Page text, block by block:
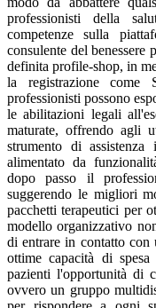
professionisti della
competenze sulla
consulente del benessere
definita profile-shop, in
la registrazione come
professionisti possono
le abilitazioni legali
maturate, offrendo agli
strumento di assistenza
alimentato da
dopo passo il
suggerendo le migliori
pacchetti terapeutici per
modello organizzativo
di entrare in contatto con
ottime capacità di
pazienti l'opportunità di
ovvero un gruppo